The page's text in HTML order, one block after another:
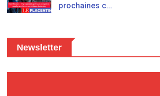
prochaines c...
Newsletter